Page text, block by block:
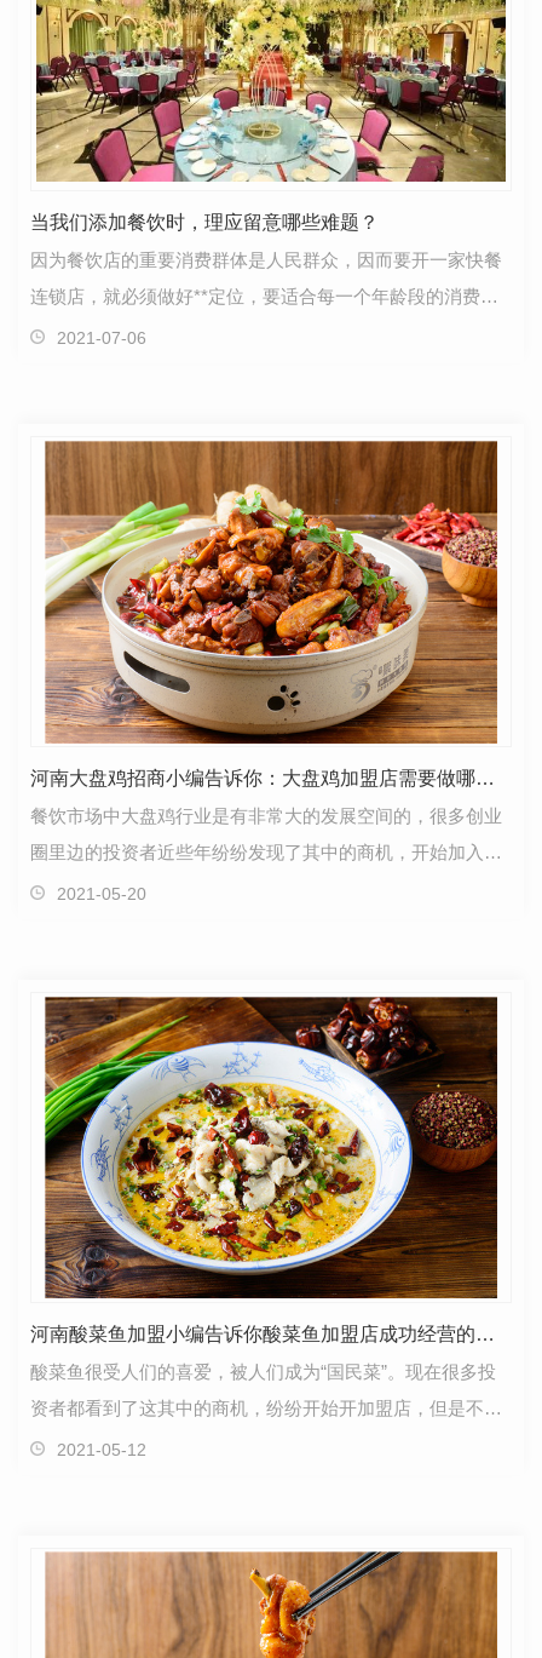
当我们添加餐饮时，理应留意哪些难题？
因为餐饮店的重要消费群体是人民群众，因而要开一家快餐
连锁店，就必须做好**定位，要适合每一个年龄段的消费
者。其次，在选择餐馆店铺选址时，要选择人流手术非常…
2021-07-06
河南大盘鸡招商小编告诉你：大盘鸡加盟店需要做哪些维护
餐饮市场中大盘鸡行业是有非常大的发展空间的，很多创业
圈里边的投资者近些年纷纷发现了其中的商机，开始加入市
场进行创业，开大盘鸡加盟连锁店，在开连锁大盘鸡加…
2021-05-20
河南酸菜鱼加盟小编告诉你酸菜鱼加盟店成功经营的秘诀
酸菜鱼很受人们的喜爱，被人们成为“国民菜”。现在很多投
资者都看到了这其中的商机，纷纷开始开加盟店，但是不可
避免的会有一些投资者因为操作不当导致加盟项目的…
2021-05-12